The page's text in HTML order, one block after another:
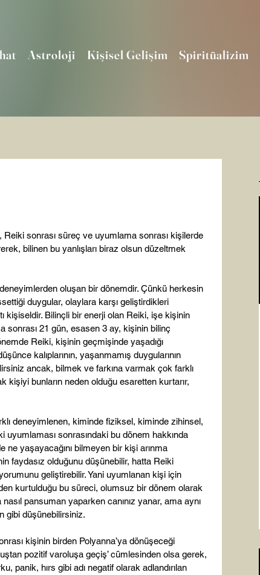
Astroloji Kişisel Gelişim Spiritüalizim
Reiki sonrası süreç ve uyumlama sonrası kişilerde
bilinen bu yanlışları biraz olsun düzeltmek
oluşan bir dönemdir. Çünkü herkesin
duygular, olaylara karşı geliştirdikleri
kişiseldir. Bilinçli bir enerji olan Reiki, işe kişinin
sonrası 21 gün, esasen 3 ay, kişinin bilinç
Reiki, kişinin geçmişinde yaşadığı
kalıplarının, yaşanmamış duygularının
ancak, bilmek ve farkına varmak çok farklı
kişiyi bunların neden olduğu esaretten kurtarır,
deneyimlenen, kiminde fiziksel, kiminde zihinsel,
sonrasındaki bu dönem hakkında
yaşayacağını bilmeyen bir kişi arınma
faydasız olduğunu düşünebilir, hatta Reiki
geliştirebilir. Yani uyumlanan kişi için
kurtulduğu bu süreci, olumsuz bir dönem olarak
pansuman yaparken canınız yanar, ama aynı
gibi düşünebilirsiniz.
kişinin birden Polyanna’ya dönüşeceği
pozitif varoluşa geçiş’ cümlesinden olsa gerek,
panik, hırs gibi adı negatif olarak adlandırılan